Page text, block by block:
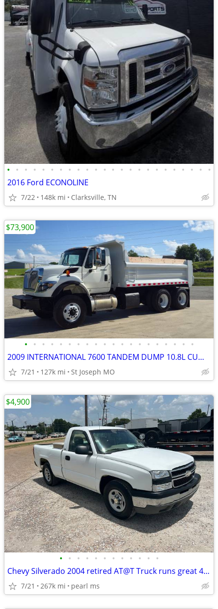
• • • • • • • • • • • • • • • • • • • • • • • •
2016 Ford ECONOLINE
7/22 148k mi Clarksville, TN
• • • • • • • • • • • • • • • • • • • •
2009 INTERNATIONAL 7600 TANDEM DUMP 10.8L CUMMINS AUTO AC 1 OWN LOW MI
7/21 127k mi St Joseph MO
$73,900
• • • • • • • • • • • •
Chevy Silverado 2004 retired AT@T Truck runs great 4.3 V6
7/21 267k mi pearl ms
$4,900